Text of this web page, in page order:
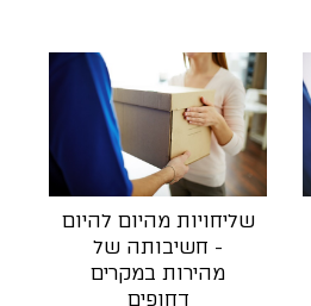
שליחויות מהיום להיום
- חשיבותה של
מהירות במקרים
דחופים